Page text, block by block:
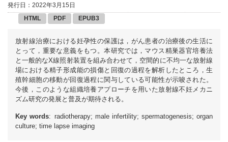
発行日：2022年3月15日
HTML
PDF EPUB3
放射線治療における妊孕性の保護は，がん患者の治療後の生活に
とって，重要な意義をもつ。本研究では，マウス精巣器官培養法
と一般的なX線照射装置を組み合わせて，空間的に不均一な放射線
場における精子形成能の損傷と回復の過程を解析したところ，生
殖幹細胞の移動が回復過程に関与している可能性が示唆された。
今後，このような組織培養アプローチを用いた放射線不妊メカニ
ズム研究の発展と普及が期待される。
Key words: radiotherapy; male infertility; spermatogenesis; organ
culture; time lapse imaging